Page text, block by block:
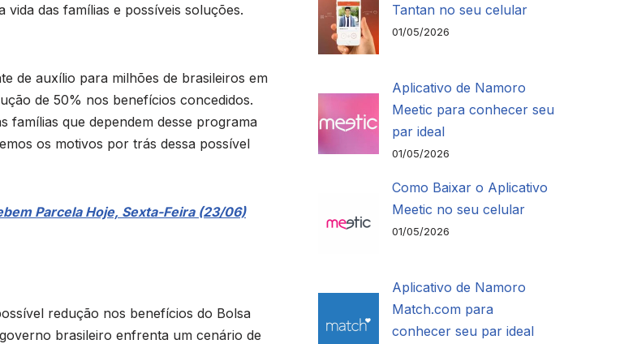
das famílias e possíveis soluções.
de auxílio para milhões de brasileiros em
de 50% nos benefícios concedidos.
famílias que dependem desse programa
os motivos por trás dessa possível
Parcela Hoje, Sexta-Feira (23/06)
redução nos benefícios do Bolsa
brasileiro enfrenta um cenário de
Tantan no seu celular
01/05/2026
Aplicativo de Namoro
Meetic para conhecer seu
par ideal
01/05/2026
Como Baixar o Aplicativo
Meetic no seu celular
01/05/2026
Aplicativo de Namoro
Match.com para
conhecer seu par ideal